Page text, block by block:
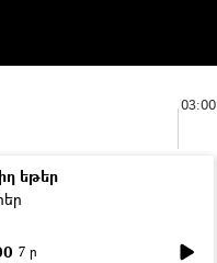
03:00
եթեր
7 ր